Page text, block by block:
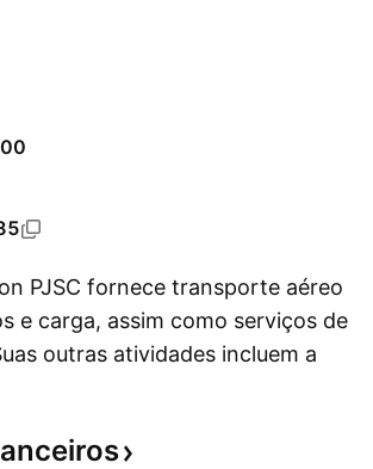
PJSC fornece transporte aéreo
e carga, assim como serviços de
outras atividades incluem a
manutenção de aeronaves. A